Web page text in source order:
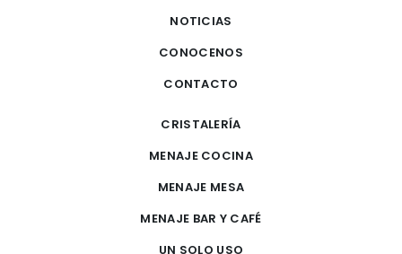
NOTICIAS
CONOCENOS
CONTACTO
CRISTALERÍA
MENAJE COCINA
MENAJE MESA
MENAJE BAR Y CAFÉ
UN SOLO USO